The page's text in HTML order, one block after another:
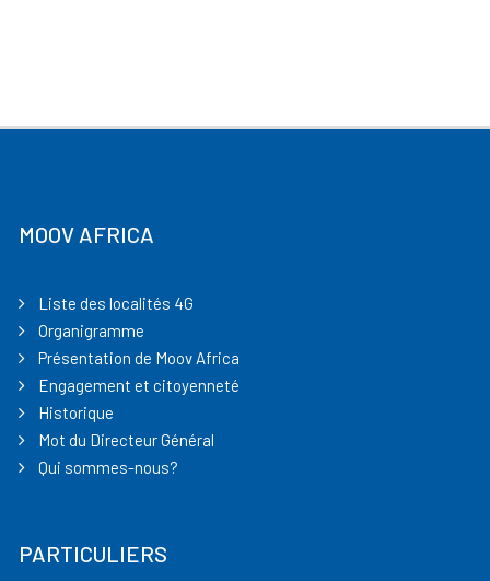
MOOV AFRICA
Liste des localités 4G
Organigramme
Présentation de Moov Africa
Engagement et citoyenneté
Historique
Mot du Directeur Général
Qui sommes-nous?
PARTICULIERS